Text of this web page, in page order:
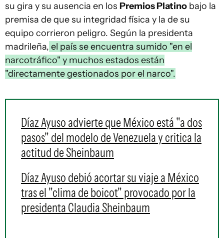
su gira y su ausencia en los Premios Platino bajo la
premisa de que su integridad física y la de su
equipo corrieron peligro. Según la presidenta
madrileña, el país se encuentra sumido "en el
narcotráfico" y muchos estados están
"directamente gestionados por el narco".
Díaz Ayuso advierte que México está "a dos
pasos" del modelo de Venezuela y critica la
actitud de Sheinbaum
Díaz Ayuso debió acortar su viaje a México
tras el "clima de boicot" provocado por la
presidenta Claudia Sheinbaum